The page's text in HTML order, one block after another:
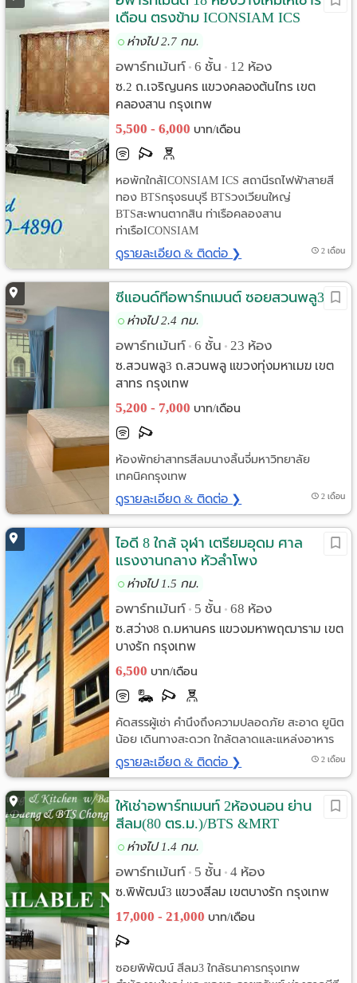
เดือน ตรงข้าม ICONSIAM ICS
เจริญนคร
ห่างไป 2.7 กม.
อพาร์ทเม้นท์ • 6 ชั้น • 12 ห้อง
ซ.2 ถ.เจริญนคร แขวงคลองต้นไทร เขต
คลองสาน กรุงเทพ
5,500 - 6,000 บาท/เดือน
หอพักใกล้ICONSIAM ICS สถานีรถไฟฟ้าสายสี
ทอง BTSกรุงธนบุรี BTSวงเวียนใหญ่
BTSสะพานตากสิน ท่าเรือคลองสาน
ท่าเรือICONSIAM
ดูรายละเอียด & ติดต่อ ❯ 2 เดือน
ซีแอนด์ทีอพาร์ทเมนต์ ซอยสวนพลู3
ห่างไป 2.4 กม.
อพาร์ทเม้นท์ • 6 ชั้น • 23 ห้อง
ซ.สวนพลู3 ถ.สวนพลู แขวงทุ่งมหาเมฆ เขต
สาทร กรุงเทพ
5,200 - 7,000 บาท/เดือน
ห้องพักย่าสาทรสีลมนางลิ้นจี่มหาวิทยาลัย
เทคนิคกรุงเทพ
ดูรายละเอียด & ติดต่อ ❯ 2 เดือน
ไอดี 8 ใกล้ จุฬา เตรียมอุดม ศาล
แรงงานกลาง หัวลำโพง
ห่างไป 1.5 กม.
อพาร์ทเม้นท์ • 5 ชั้น • 68 ห้อง
ซ.สว่าง8 ถ.มหานคร แขวงมหาพฤฒาราม เขต
บางรัก กรุงเทพ
6,500 บาท/เดือน
คัดสรรผู้เช่า คำนึงถึงความปลอดภัย สะอาด ยูนิต
น้อย เดินทางสะดวก ใกล้ตลาดและแหล่งอาหาร
ดูรายละเอียด & ติดต่อ ❯ 2 เดือน
ให้เช่าอพาร์ทเมนท์ 2ห้องนอน ย่าน
สีลม(80 ตร.ม.)/BTS &MRT
ห่างไป 1.4 กม.
อพาร์ทเม้นท์ • 5 ชั้น • 4 ห้อง
ซ.พิพัฒน์3 แขวงสีลม เขตบางรัก กรุงเทพ
17,000 - 21,000 บาท/เดือน
ซอยพิพัฒน์ สีลม3 ใกล้ธนาคารกรุงเทพ